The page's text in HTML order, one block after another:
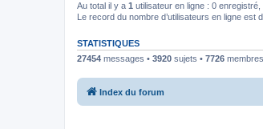
Au total il y a 1 utilisateur en ligne : 0
Le record du nombre d’utilisateurs en ligne est
STATISTIQUES
27454 messages • 3920 sujets • 7726
Index du forum